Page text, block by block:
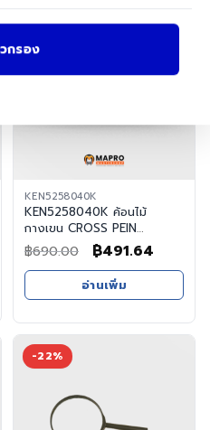
System
กรอง
KEN5258040K
KEN5258040K ค้อนไม้
กางเขน CROSS PEIN
HAMMER, HARDWOOD
HANDLE
฿690.00
Original
price
was:
฿690.00.
฿491.64
price
is:
฿
อ่านเพิ่ม
-22%